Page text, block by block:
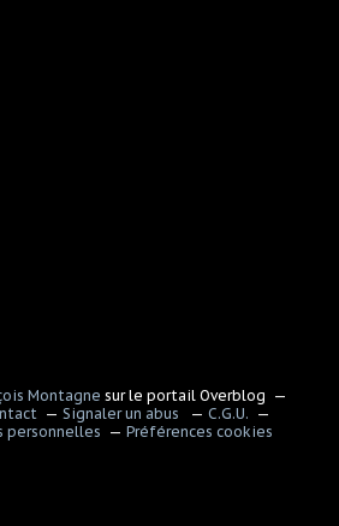
Montagne sur le portail Overblog
Signaler un abus
C.G.U.
personnelles
Préférences cookies